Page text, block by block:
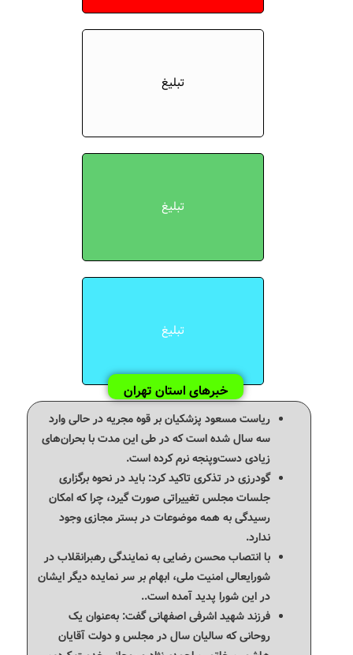
تبلیغ
تبلیغ
تبلیغ
خبرهای استان تهران
ریاست مسعود پزشکیان بر قوه مجریه در حالی وارد
سه سال شده است که در طی این مدت با بحران‌های
زیادی دست‌وپنجه نرم کرده است.
گودرزی در تذکری تاکید کرد: باید در نحوه برگزاری
جلسات مجلس تغییراتی صورت گیرد، چرا که امکان
رسیدگی به همه موضوعات در بستر مجازی وجود
ندارد.
با انتصاب محسن رضایی به نمایندگی رهبرانقلاب در
شورایعالی امنیت ملی، ابهام بر سر نمایده دیگر ایشان
در این شورا پدید آمده است..
فرزند شهید اشرفی اصفهانی گفت: به‌عنوان یک
روحانی که سالیان سال در مجلس و دولت آقایان